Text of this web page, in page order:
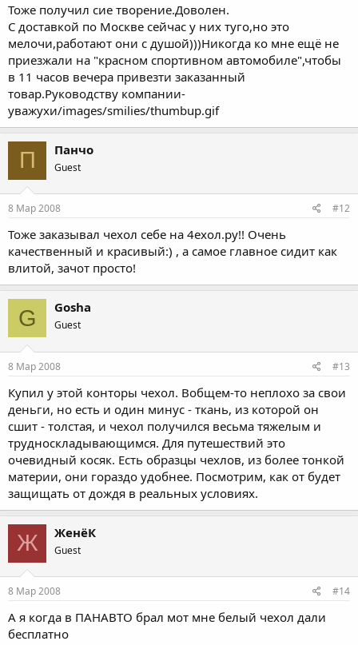
Тоже получил сие творение.Доволен.
С доставкой по Москве сейчас у них туго,но это
мелочи,работают они с душой)))Никогда ко мне ещё не
приезжали на "красном спортивном автомобиле",чтобы
в 11 часов вечера привезти заказанный
товар.Руководству компании-
уважухи/images/smilies/thumbup.gif
П Панчо
Guest
8 Мар 2008 #12
Тоже заказывал чехол себе на 4ехол.ру!! Очень
качественный и красивый:) , а самое главное сидит как
влитой, зачот просто!
G Gosha
Guest
8 Мар 2008 #13
Купил у этой конторы чехол. Вобщем-то неплохо за свои
деньги, но есть и один минус - ткань, из которой он
сшит - толстая, и чехол получился весьма тяжелым и
трудноскладывающимся. Для путешествий это
очевидный косяк. Есть образцы чехлов, из более тонкой
материи, они гораздо удобнее. Посмотрим, как от будет
защищать от дождя в реальных условиях.
Ж ЖенёК
Guest
8 Мар 2008 #14
А я когда в ПАНАВТО брал мот мне белый чехол дали
бесплатно